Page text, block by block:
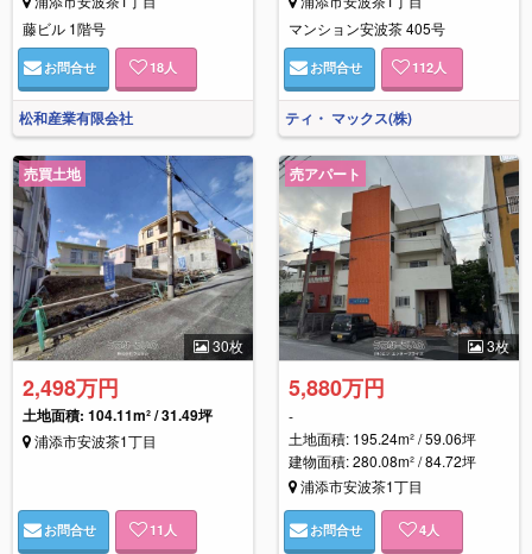
藤ビル 1階号
お問合せ 18人
松和産業有限会社
マンション安波茶 405号
お問合せ 112人
ティ・ マックス(株)
30枚
売買土地
2,498万円
土地面積: 104.11m² / 31.49坪
浦添市安波茶1丁目
お問合せ 11 人
3枚
売アパート
5,880万円
-
土地面積: 195.24m² / 59.06坪
建物面積: 280.08m² / 84.72坪
浦添市安波茶1丁目
お問合せ 4人